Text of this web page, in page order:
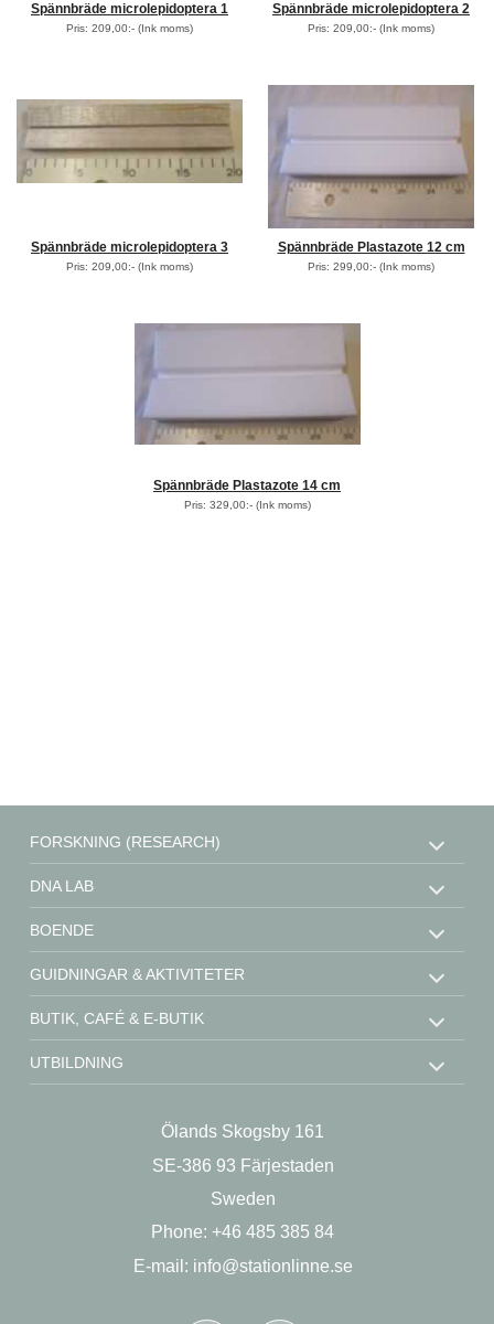
Spännbräde microlepidoptera 1
Pris: 209,00:- (Ink moms)
Spännbräde microlepidoptera 2
Pris: 209,00:- (Ink moms)
Spännbräde microlepidoptera 3
Pris: 209,00:- (Ink moms)
Spännbräde Plastazote 12 cm
Pris: 299,00:- (Ink moms)
Spännbräde Plastazote 14 cm
Pris: 329,00:- (Ink moms)
Ölands Skogsby 161
SE-386 93 Färjestaden
Sweden
Phone: +46 485 385 84
E-mail: info@stationlinne.se
FORSKNING (RESEARCH)
DNA LAB
BOENDE
GUIDNINGAR & AKTIVITETER
BUTIK, CAFÉ & E-BUTIK
UTBILDNING